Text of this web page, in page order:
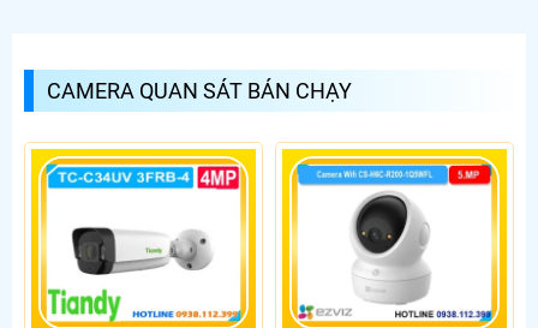
CAMERA QUAN SÁT BÁN CHẠY